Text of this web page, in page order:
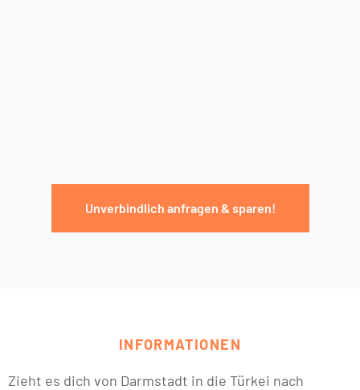
Unverbindlich anfragen & sparen!
INFORMATIONEN
Zieht es dich von Darmstadt in die Türkei nach